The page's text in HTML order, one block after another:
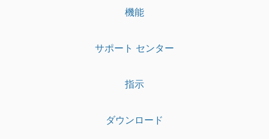
機能
サポート センター
指示
ダウンロード